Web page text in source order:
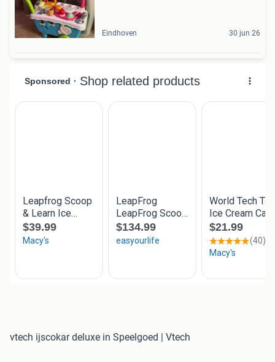
Eindhoven 30 jun 26
vtech ijscokar deluxe in Speelgoed | Vtech